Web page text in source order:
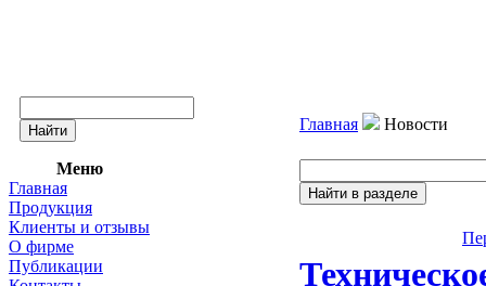
Меню
Главная
Продукция
Клиенты и отзывы
О фирме
Публикации
Главная Новости